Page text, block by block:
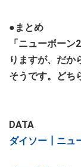
●まとめ
「ニューボー
りますが、だか
そうです。どち
DATA
ダイソー┃ニュ